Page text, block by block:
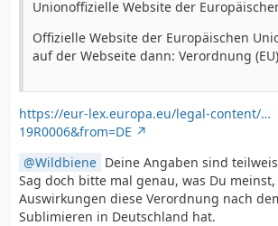
Unionoffizielle Website der
Offizielle Website der Europäischen
auf der Webseite dann: Verordnung
https://eur-lex.europa.eu/legal-content/…
19R0006&from=DE
Wildbiene Deine Angaben sind
Sag doch bitte mal genau, was Du
Auswirkungen diese Verordnung nach
Sublimieren in Deutschland hat.